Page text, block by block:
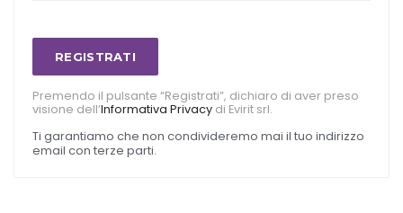
REGISTRATI
Premendo il pulsante “Registrati”, dichiaro di aver preso
visione dell’Informativa Privacy di Evirit srl.
Ti garantiamo che non condivideremo mai il tuo indirizzo
email con terze parti.